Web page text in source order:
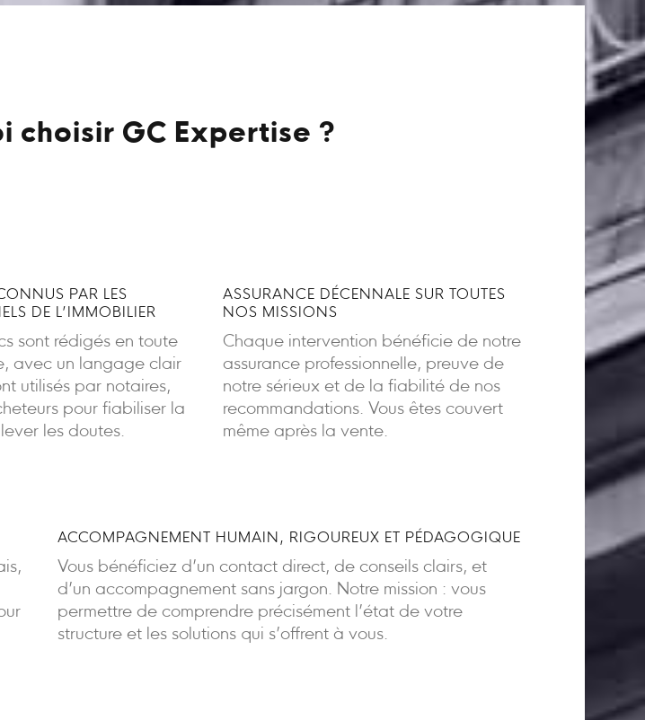
choisir GC Expertise ?
PAR LES
DE L’IMMOBILIER
sont rédigés en toute
avec un langage clair
utilisés par notaires,
pour fiabiliser la
les doutes.
ASSURANCE DÉCENNALE SUR TOUTES
NOS MISSIONS
Chaque intervention bénéficie de notre
assurance professionnelle, preuve de
notre sérieux et de la fiabilité de nos
recommandations. Vous êtes couvert
même après la vente.
ACCOMPAGNEMENT HUMAIN, RIGOUREUX ET PÉDAGOGIQUE
Vous bénéficiez d’un contact direct, de conseils clairs, et
d’un accompagnement sans jargon. Notre mission : vous
permettre de comprendre précisément l’état de votre
structure et les solutions qui s’offrent à vous.